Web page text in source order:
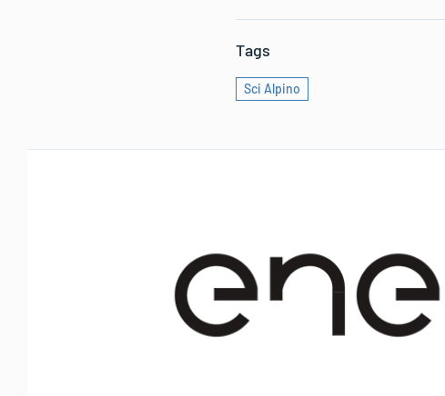
Tags
Sci Alpino